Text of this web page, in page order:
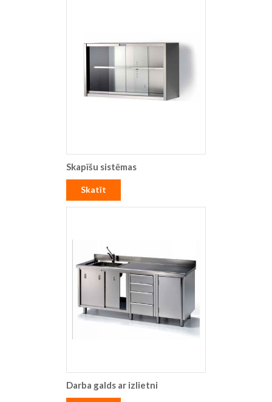
Skapīšu sistēmas
Skatīt
Darba galds ar izlietni